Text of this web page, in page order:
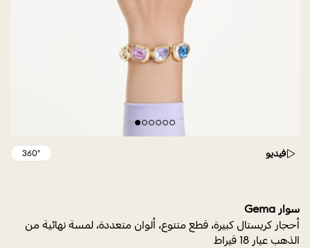
فيديو
سوار Gema
أحجار كريستال كبيرة، قطع متنوع، ألوان متعددة، لمسة نهائية من
الذهب عيار 18 قيراط